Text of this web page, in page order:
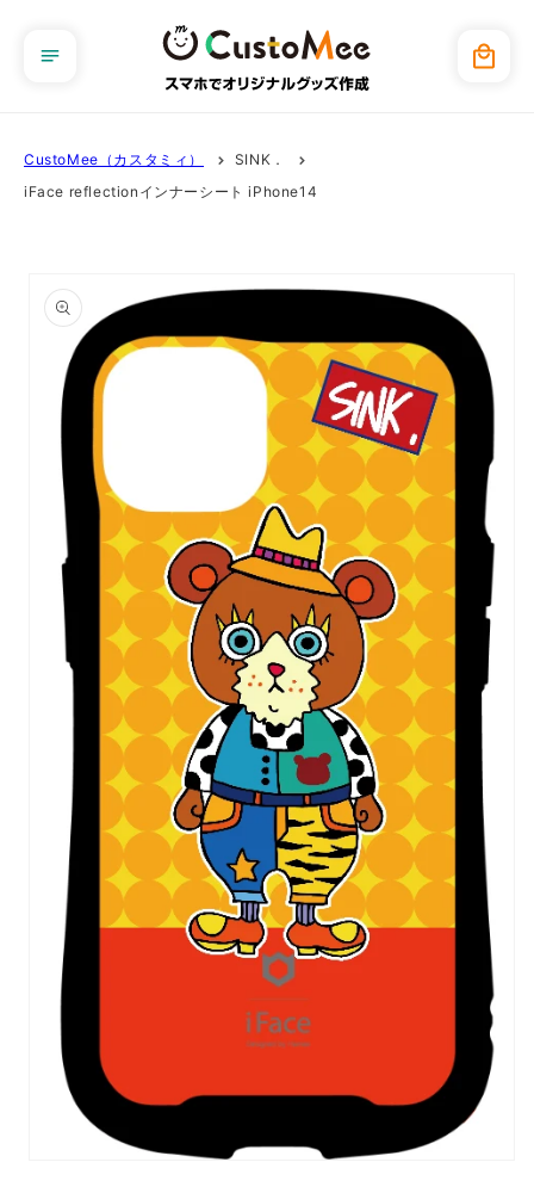
進む
ー
CustoMee（カスタミィ）
SINK．
iFace reflectionインナーシート iPhone14
報にス
キップ